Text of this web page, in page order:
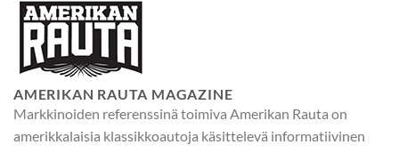
AMERIKAN RAUTA MAGAZINE
Markkinoiden referenssinä toimiva Amerikan Rauta on
amerikkalaisia ​​klassikkoautoja käsittelevä informatiivinen